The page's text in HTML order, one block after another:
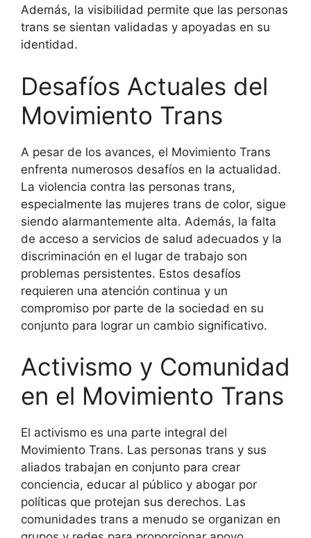
Además, la visibilidad permite que las personas
trans se sientan validadas y apoyadas en su
identidad.
Desafíos Actuales del
Movimiento Trans
A pesar de los avances, el Movimiento Trans
enfrenta numerosos desafíos en la actualidad.
La violencia contra las personas trans,
especialmente las mujeres trans de color, sigue
siendo alarmantemente alta. Además, la falta
de acceso a servicios de salud adecuados y la
discriminación en el lugar de trabajo son
problemas persistentes. Estos desafíos
requieren una atención continua y un
compromiso por parte de la sociedad en su
conjunto para lograr un cambio significativo.
Activismo y Comunidad
en el Movimiento Trans
El activismo es una parte integral del
Movimiento Trans. Las personas trans y sus
aliados trabajan en conjunto para crear
conciencia, educar al público y abogar por
políticas que protejan sus derechos. Las
comunidades trans a menudo se organizan en